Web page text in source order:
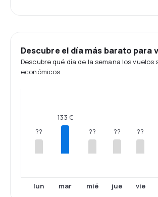
Descubre el día más barato para
Descubre qué día de la semana los vuelos
económicos.
??
lun
133 €
mar
??
mié
??
jue
??
vie